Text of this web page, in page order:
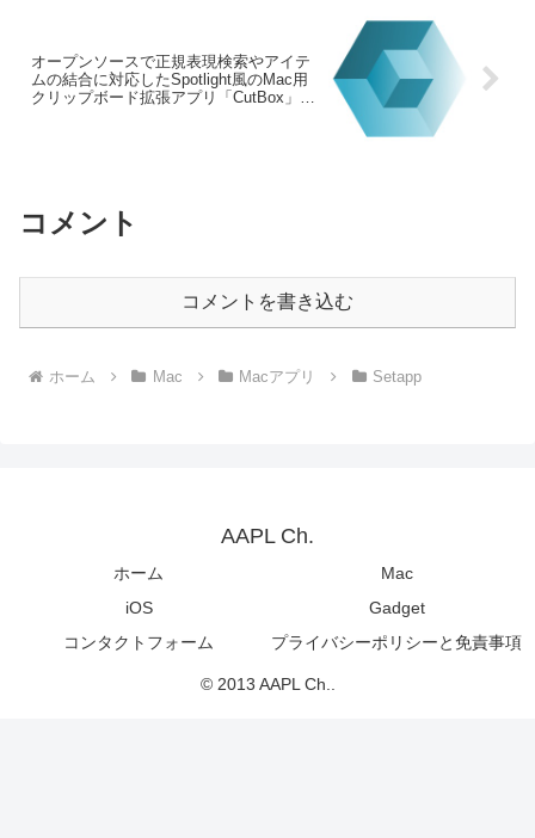
オープンソースで正規表現検索やアイテ
ムの結合に対応したSpotlight風のMac用
クリップボード拡張アプリ「CutBox」が
コメント
コメントを書き込む
ホーム Mac Macアプリ Setapp
AAPL Ch.
ホーム
Mac
iOS
Gadget
コンタクトフォーム
プライバシーポリシーと免責事項
© 2013 AAPL Ch..